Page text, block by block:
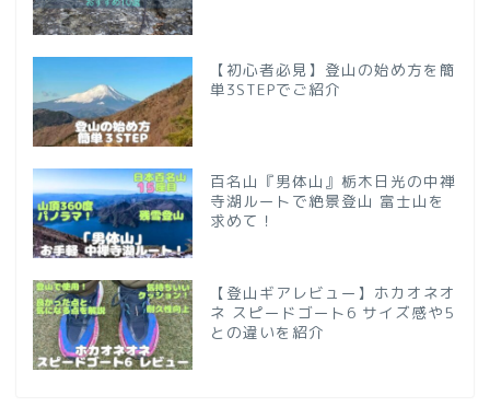
【初心者必見】登山の始め方を簡
単3STEPでご紹介
百名山『男体山』栃木日光の中禅
寺湖ルートで絶景登山 富士山を
求めて！
【登山ギアレビュー】ホカオネオ
ネ スピードゴート6 サイズ感や5
との違いを紹介